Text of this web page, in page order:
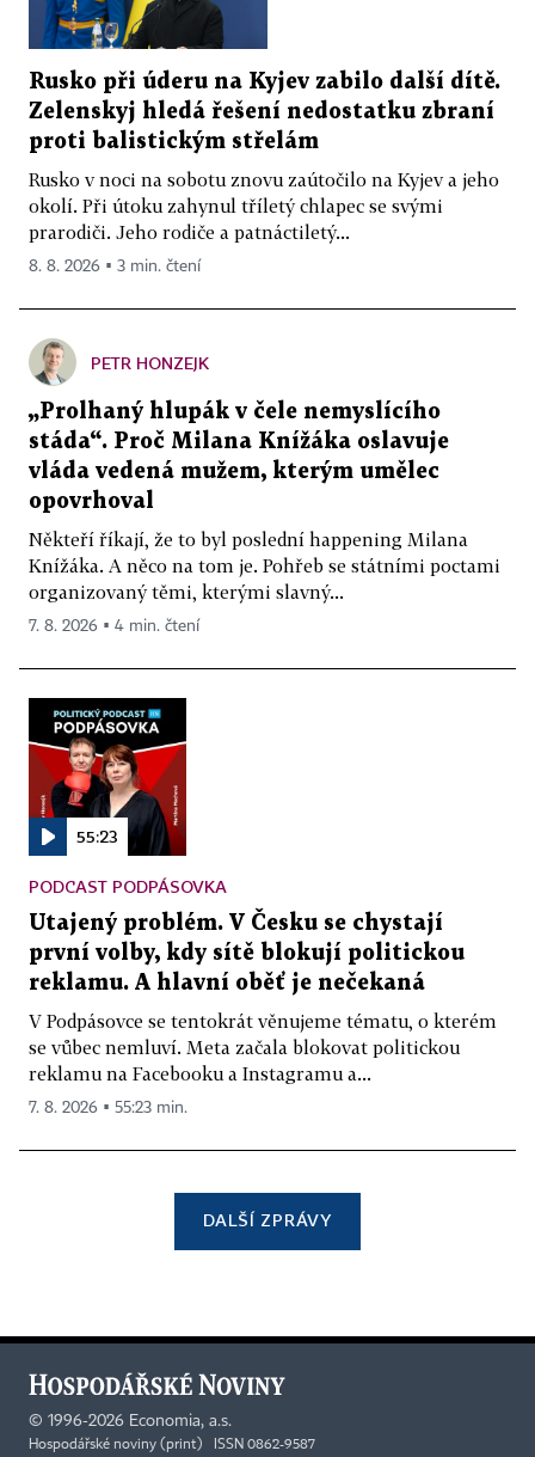
Rusko při úderu na Kyjev zabilo další dítě.
Zelenskyj hledá řešení nedostatku zbraní
proti balistickým střelám
Rusko v noci na sobotu znovu zaútočilo na Kyjev a jeho
okolí. Při útoku zahynul tříletý chlapec se svými
prarodiči. Jeho rodiče a patnáctiletý...
8. 8. 2026 ▪ 3 min. čtení
PETR HONZEJK
„Prolhaný hlupák v čele nemyslícího
stáda“. Proč Milana Knížáka oslavuje
vláda vedená mužem, kterým umělec
opovrhoval
Někteří říkají, že to byl poslední happening Milana
Knížáka. A něco na tom je. Pohřeb se státními poctami
organizovaný těmi, kterými slavný...
7. 8. 2026 ▪ 4 min. čtení
55:23
PODCAST PODPÁSOVKA
Utajený problém. V Česku se chystají
první volby, kdy sítě blokují politickou
reklamu. A hlavní oběť je nečekaná
V Podpásovce se tentokrát věnujeme tématu, o kterém
se vůbec nemluví. Meta začala blokovat politickou
reklamu na Facebooku a Instagramu a...
7. 8. 2026 ▪ 55:23 min.
DALŠÍ ZPRÁVY
© 1996-2026 Economia, a.s.
Hospodářské noviny (print) ISSN 0862-9587